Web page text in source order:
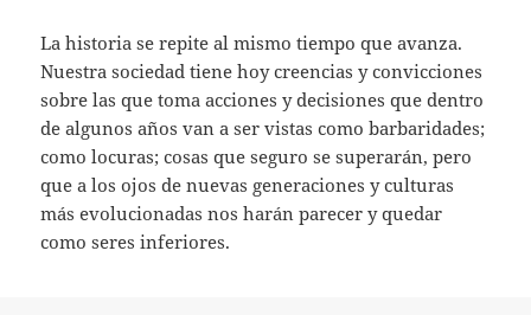
La historia se repite al mismo tiempo que avanza.
Nuestra sociedad tiene hoy creencias y convicciones
sobre las que toma acciones y decisiones que dentro
de algunos años van a ser vistas como barbaridades;
como locuras; cosas que seguro se superarán, pero
que a los ojos de nuevas generaciones y culturas
más evolucionadas nos harán parecer y quedar
como seres inferiores.